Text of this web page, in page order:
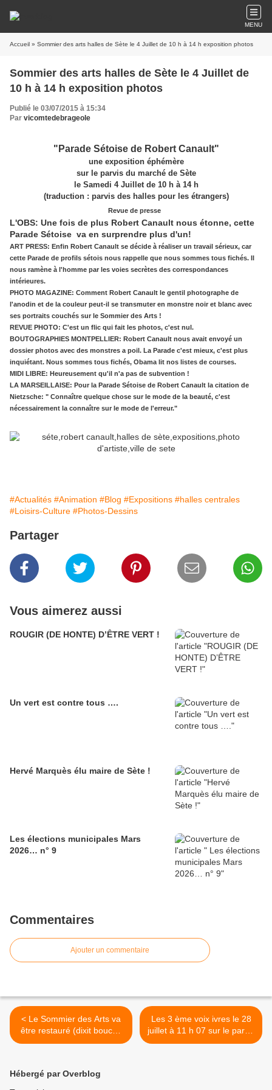
MENU
Accueil » Sommier des arts halles de Sète le 4 Juillet de 10 h à 14 h exposition photos
Sommier des arts halles de Sète le 4 Juillet de
10 h à 14 h exposition photos
Publié le 03/07/2015 à 15:34
Par vicomtedebrageole
"Parade Sétoise de Robert Canault"
une exposition éphémère
sur le parvis du marché de Sète
le Samedi 4 Juillet de 10 h à 14 h
(traduction : parvis des halles pour les étrangers)
Revue de presse
L'OBS: Une fois de plus Robert Canault nous étonne, cette
Parade Sétoise va en surprendre plus d'un!
ART PRESS: Enfin Robert Canault se décide à réaliser un travail sérieux, car
cette Parade de profils sétois nous rappelle que nous sommes tous fichés. Il
nous ramène à l'homme par les voies secrètes des correspondances
intérieures.
PHOTO MAGAZINE: Comment Robert Canault le gentil photographe de
l'anodin et de la couleur peut-il se transmuter en monstre noir et blanc avec
ses portraits couchés sur le Sommier des Arts !
REVUE PHOTO: C'est un flic qui fait les photos, c'est nul.
BOUTOGRAPHIES MONTPELLIER: Robert Canault nous avait envoyé un
dossier photos avec des monstres a poil. La Parade c'est mieux, c'est plus
inquiétant. Nous sommes tous fichés, Obama lit nos listes de courses.
MIDI LIBRE: Heureusement qu'il n'a pas de subvention !
LA MARSEILLAISE: Pour la Parade Sétoise de Robert Canault la citation de
Nietzsche: " Connaître quelque chose sur le mode de la beauté, c'est
nécessairement la connaître sur le mode de l'erreur."
#Actualités #Animation #Blog #Expositions #halles centrales
#Loisirs-Culture #Photos-Dessins
Partager
Vous aimerez aussi
ROUGIR (DE HONTE) D’ÊTRE VERT !
Un vert est contre tous ….
Hervé Marquès élu maire de Sète !
Les élections municipales Mars
2026… n° 9
Commentaires
Ajouter un commentaire
< Le Sommier des Arts va
être restauré (dixit bouche
de baudroie)
Les 3 ème voix ivres le 28
juillet à 11 h 07 sur le parvis
des halles des Sète >
Hébergé par Overblog